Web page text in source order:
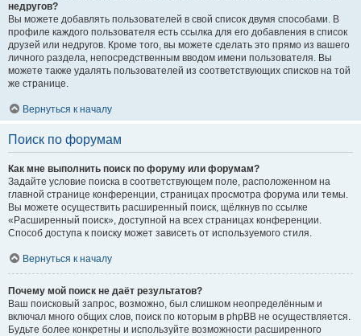
недругов?
Вы можете добавлять пользователей в свой список двумя способами. В
профиле каждого пользователя есть ссылка для его добавления в список
друзей или недругов. Кроме того, вы можете сделать это прямо из вашего
личного раздела, непосредственным вводом имени пользователя. Вы
можете также удалять пользователей из соответствующих списков на той
же странице.
Вернуться к началу
Поиск по форумам
Как мне выполнить поиск по форуму или форумам?
Задайте условие поиска в соответствующем поле, расположенном на
главной странице конференции, страницах просмотра форума или темы.
Вы можете осуществить расширенный поиск, щёлкнув по ссылке
«Расширенный поиск», доступной на всех страницах конференции.
Способ доступа к поиску может зависеть от используемого стиля.
Вернуться к началу
Почему мой поиск не даёт результатов?
Ваш поисковый запрос, возможно, был слишком неопределённым и
включал много общих слов, поиск по которым в phpBB не осуществляется.
Будьте более конкретны и используйте возможности расширенного